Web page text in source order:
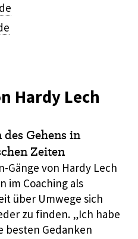
Hardy Lech
des Gehens in
Zeiten
Gänge von Hardy Lech
im Coaching als
über Umwege sich
zu finden. „Ich habe
besten Gedanken